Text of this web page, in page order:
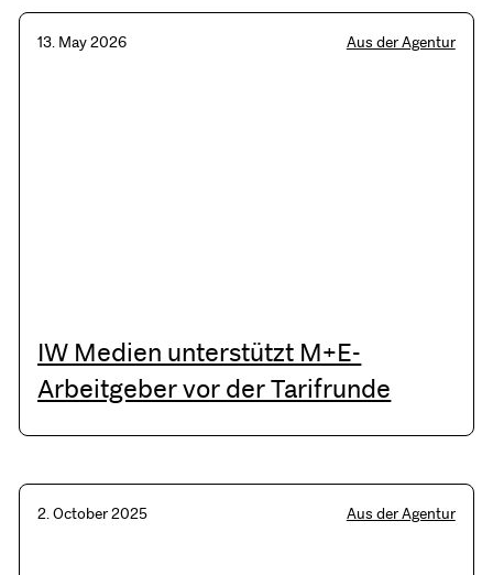
13. May 2026 Aus der Agentur
IW Medien unterstützt M+E-
Arbeitgeber vor der Tarifrunde
2. October 2025 Aus der Agentur